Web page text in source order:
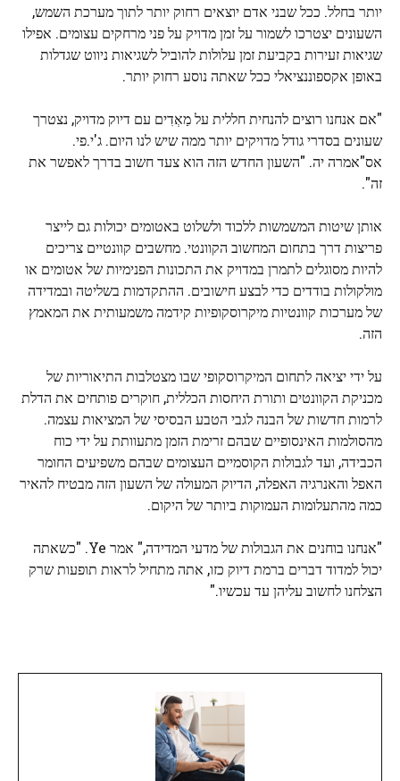
יותר בחלל. ככל שבני אדם יוצאים רחוק יותר לתוך מערכת השמש,
השעונים יצטרכו לשמור על זמן מדויק על פני מרחקים עצומים. אפילו
שגיאות זעירות בקביעת זמן עלולות להוביל לשגיאות ניווט שגדלות
באופן אקספוננציאלי ככל שאתה נוסע רחוק יותר.
"אם אנחנו רוצים להנחית חללית עלמַאְדִים עם דיוק מדויק, נצטרך
שעונים בסדרי גודל מדויקים יותר ממה שיש לנו היום. ג'י.פי.
אס"אמרה יה. "השעון החדש הזה הוא צעד חשוב בדרך לאפשר את
זה".
אותן שיטות המשמשות ללכוד ולשלוט באטומים יכולות גם לייצר
פריצות דרך בתחום המחשוב הקוונטי. מחשבים קוונטיים צריכים
להיות מסוגלים לתמרן במדויק את התכונות הפנימיות של אטומים או
מולקולות בודדים כדי לבצע חישובים. ההתקדמות בשליטה ובמדידה
של מערכות קוונטיות מיקרוסקופיות קידמה משמעותית את המאמץ
הזה.
על ידי יציאה לתחום המיקרוסקופי שבו מצטלבות התיאוריות של
מכניקת הקוונטים ותורת היחסות הכללית, חוקרים פותחים את הדלת
לרמות חדשות של הבנה לגבי הטבע הבסיסי של המציאות עצמה.
מהסולמות האינסופיים שבהם זרימת הזמן מתעוותת על ידי כוח
הכבידה, ועד לגבולות הקוסמיים העצומים שבהם משפיעים החומר
האפל והאנרגיה האפלה, הדיוק המעולה של השעון הזה מבטיח להאיר
כמה מהתעלומות העמוקות ביותר של היקום.
"אנחנו בוחנים את הגבולות של מדעי המדידה," אמר Ye. "כשאתה
יכול למדוד דברים ברמת דיוק כזו, אתה מתחיל לראות תופעות שרק
הצלחנו לחשוב עליהן עד עכשיו."